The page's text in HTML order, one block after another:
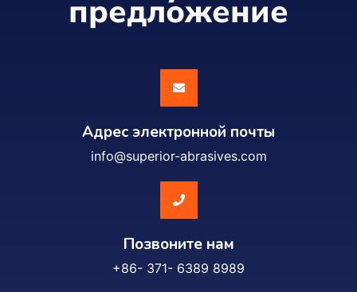
предложение
Адрес электронной почты
info@superior-abrasives.com
Позвоните нам
+86- 371- 6389 8989